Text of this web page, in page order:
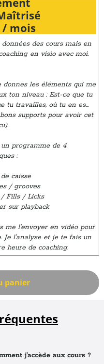
/ mois
des cours mais en
en visio avec moi.
les éléments qui me
ton niveau : Est-ce que tu
tu travailles, où tu en es...
supports pour avoir cet
programme de 4
:
caisse
/ grooves
Fills / Licks
sur playback
me l'envoyer en vidéo pour
Je l'analyse et je te fais un
heure de coaching.
panier
j'accède aux cours ?